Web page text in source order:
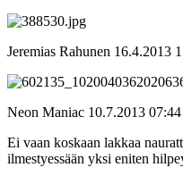
Jeremias Rahunen 16.4.2013
Neon Maniac 10.7.2013 07:44
Ei vaan koskaan lakkaa
ilmestyessään yksi eniten